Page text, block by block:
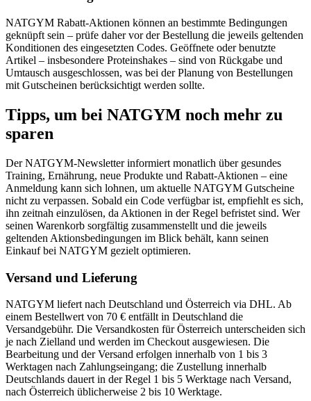
NATGYM Rabatt-Aktionen können an bestimmte Bedingungen
geknüpft sein – prüfe daher vor der Bestellung die jeweils geltenden
Konditionen des eingesetzten Codes. Geöffnete oder benutzte
Artikel – insbesondere Proteinshakes – sind von Rückgabe und
Umtausch ausgeschlossen, was bei der Planung von Bestellungen
mit Gutscheinen berücksichtigt werden sollte.
Tipps, um bei NATGYM noch mehr zu
sparen
Der NATGYM-Newsletter informiert monatlich über gesundes
Training, Ernährung, neue Produkte und Rabatt-Aktionen – eine
Anmeldung kann sich lohnen, um aktuelle NATGYM Gutscheine
nicht zu verpassen. Sobald ein Code verfügbar ist, empfiehlt es sich,
ihn zeitnah einzulösen, da Aktionen in der Regel befristet sind. Wer
seinen Warenkorb sorgfältig zusammenstellt und die jeweils
geltenden Aktionsbedingungen im Blick behält, kann seinen
Einkauf bei NATGYM gezielt optimieren.
Versand und Lieferung
NATGYM liefert nach Deutschland und Österreich via DHL. Ab
einem Bestellwert von 70 € entfällt in Deutschland die
Versandgebühr. Die Versandkosten für Österreich unterscheiden sich
je nach Zielland und werden im Checkout ausgewiesen. Die
Bearbeitung und der Versand erfolgen innerhalb von 1 bis 3
Werktagen nach Zahlungseingang; die Zustellung innerhalb
Deutschlands dauert in der Regel 1 bis 5 Werktage nach Versand,
nach Österreich üblicherweise 2 bis 10 Werktage.